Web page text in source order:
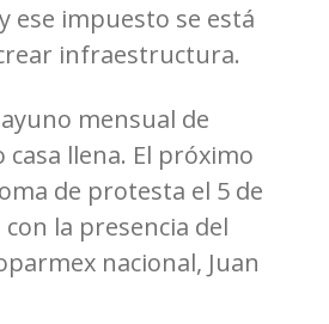
ese impuesto se está
infraestructura.
mensual de
llena. El próximo
de protesta el 5 de
la presencia del
nacional, Juan